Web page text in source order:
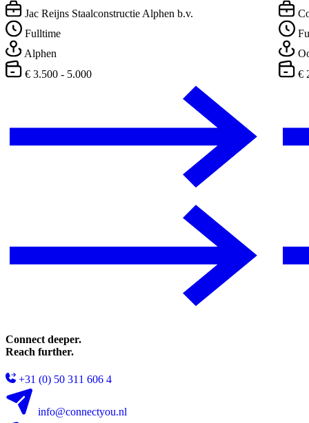
Jac Reijns Staalconstructie Alphen b.v.
Fulltime
Alphen
€ 3.500 - 5.000
€
Connect deeper.
Reach further.
+31 (0) 50 311 606 4
info@connectyou.nl